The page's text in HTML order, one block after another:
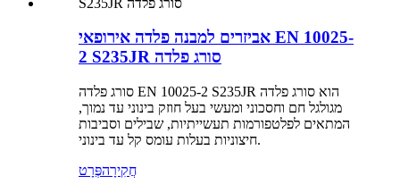
אביזרים למבנה פלדה אירופאי EN 10025-
2 S235JR סורג פלדה
סורג פלדה EN 10025-2 S235JR הוא סורג פלדה
מגולגל חם וחסכוני ומעשי בעל חוזק בינוני עד נמוך,
המתאים לפלטפורמות תעשייתיות, שבילים וסביבות
חיצוניות בעלות עומס קל עד בינוני.
חֲקִירָהפְּרָט